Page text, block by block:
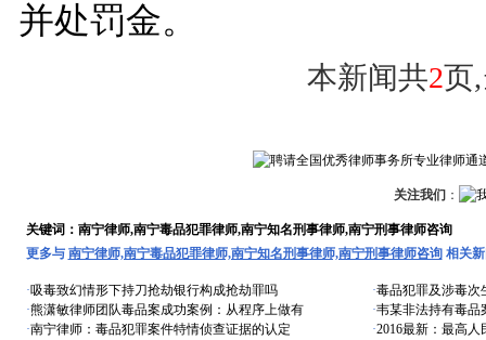
并处罚金。
本新闻共2页
关注我们 ：
关键词：南宁律师,南宁毒品犯罪律师,南宁知名刑事律师,南宁刑事律师咨询
更多与 南宁律师,南宁毒品犯罪律师,南宁知名刑事律师,南宁刑事律师咨询相关新
·吸毒致幻情形下持刀抢劫银行构成抢劫罪吗 ·毒品犯罪及涉毒次
·熊潇敏律师团队毒品案成功案例：从程序上做有 ·韦某非法持有毒品
·南宁律师：毒品犯罪案件特情侦查证据的认定 ·2016最新：最高